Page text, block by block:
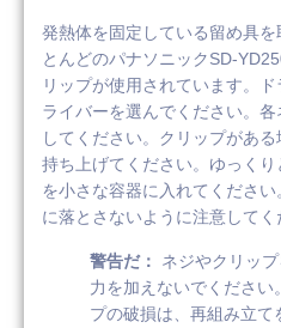
発熱体を固定している留め具
とんどのパナソニックSD-
リップが使用されています。
ライバーを選んでください。
してください。クリップがあ
持ち上げてください。ゆっく
を小さな容器に入れてくださ
に落とさないように注意してく
警告だ：
ネジやクリッ
力を加えないでください
プの破損は、再組み立